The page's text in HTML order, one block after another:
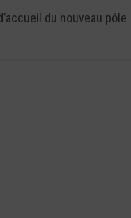
du nouveau pôle